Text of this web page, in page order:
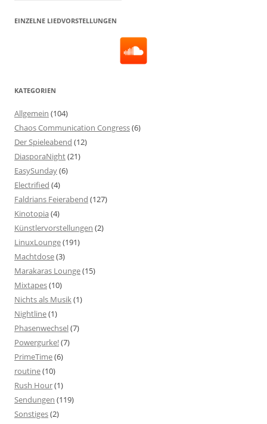
EINZELNE LIEDVORSTELLUNGEN
KATEGORIEN
Allgemein (104)
Chaos Communication Congress(6)
Der Spieleabend (12)
DiasporaNight(21)
EasySunday(6)
Electrified (4)
Faldrians Feierabend (127)
Kinotopia(4)
Künstlervorstellungen (2)
LinuxLounge(191)
Machtdose(3)
Marakaras Lounge(15)
Mixtapes(10)
Nichts als Musik(1)
Nightline(1)
Phasenwechsel(7)
Powergurke!(7)
PrimeTime(6)
routine(10)
Rush Hour(1)
Sendungen (119)
Sonstiges(2)